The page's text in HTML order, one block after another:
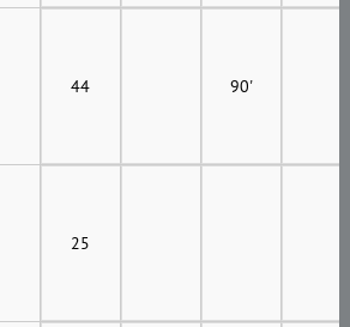
44 90'
25